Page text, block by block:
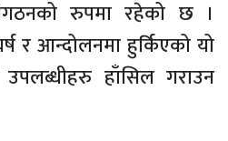
रुपमा रहेको छ ।
र आन्दोलनमा हुर्किएको यो
हाँसिल गराउन